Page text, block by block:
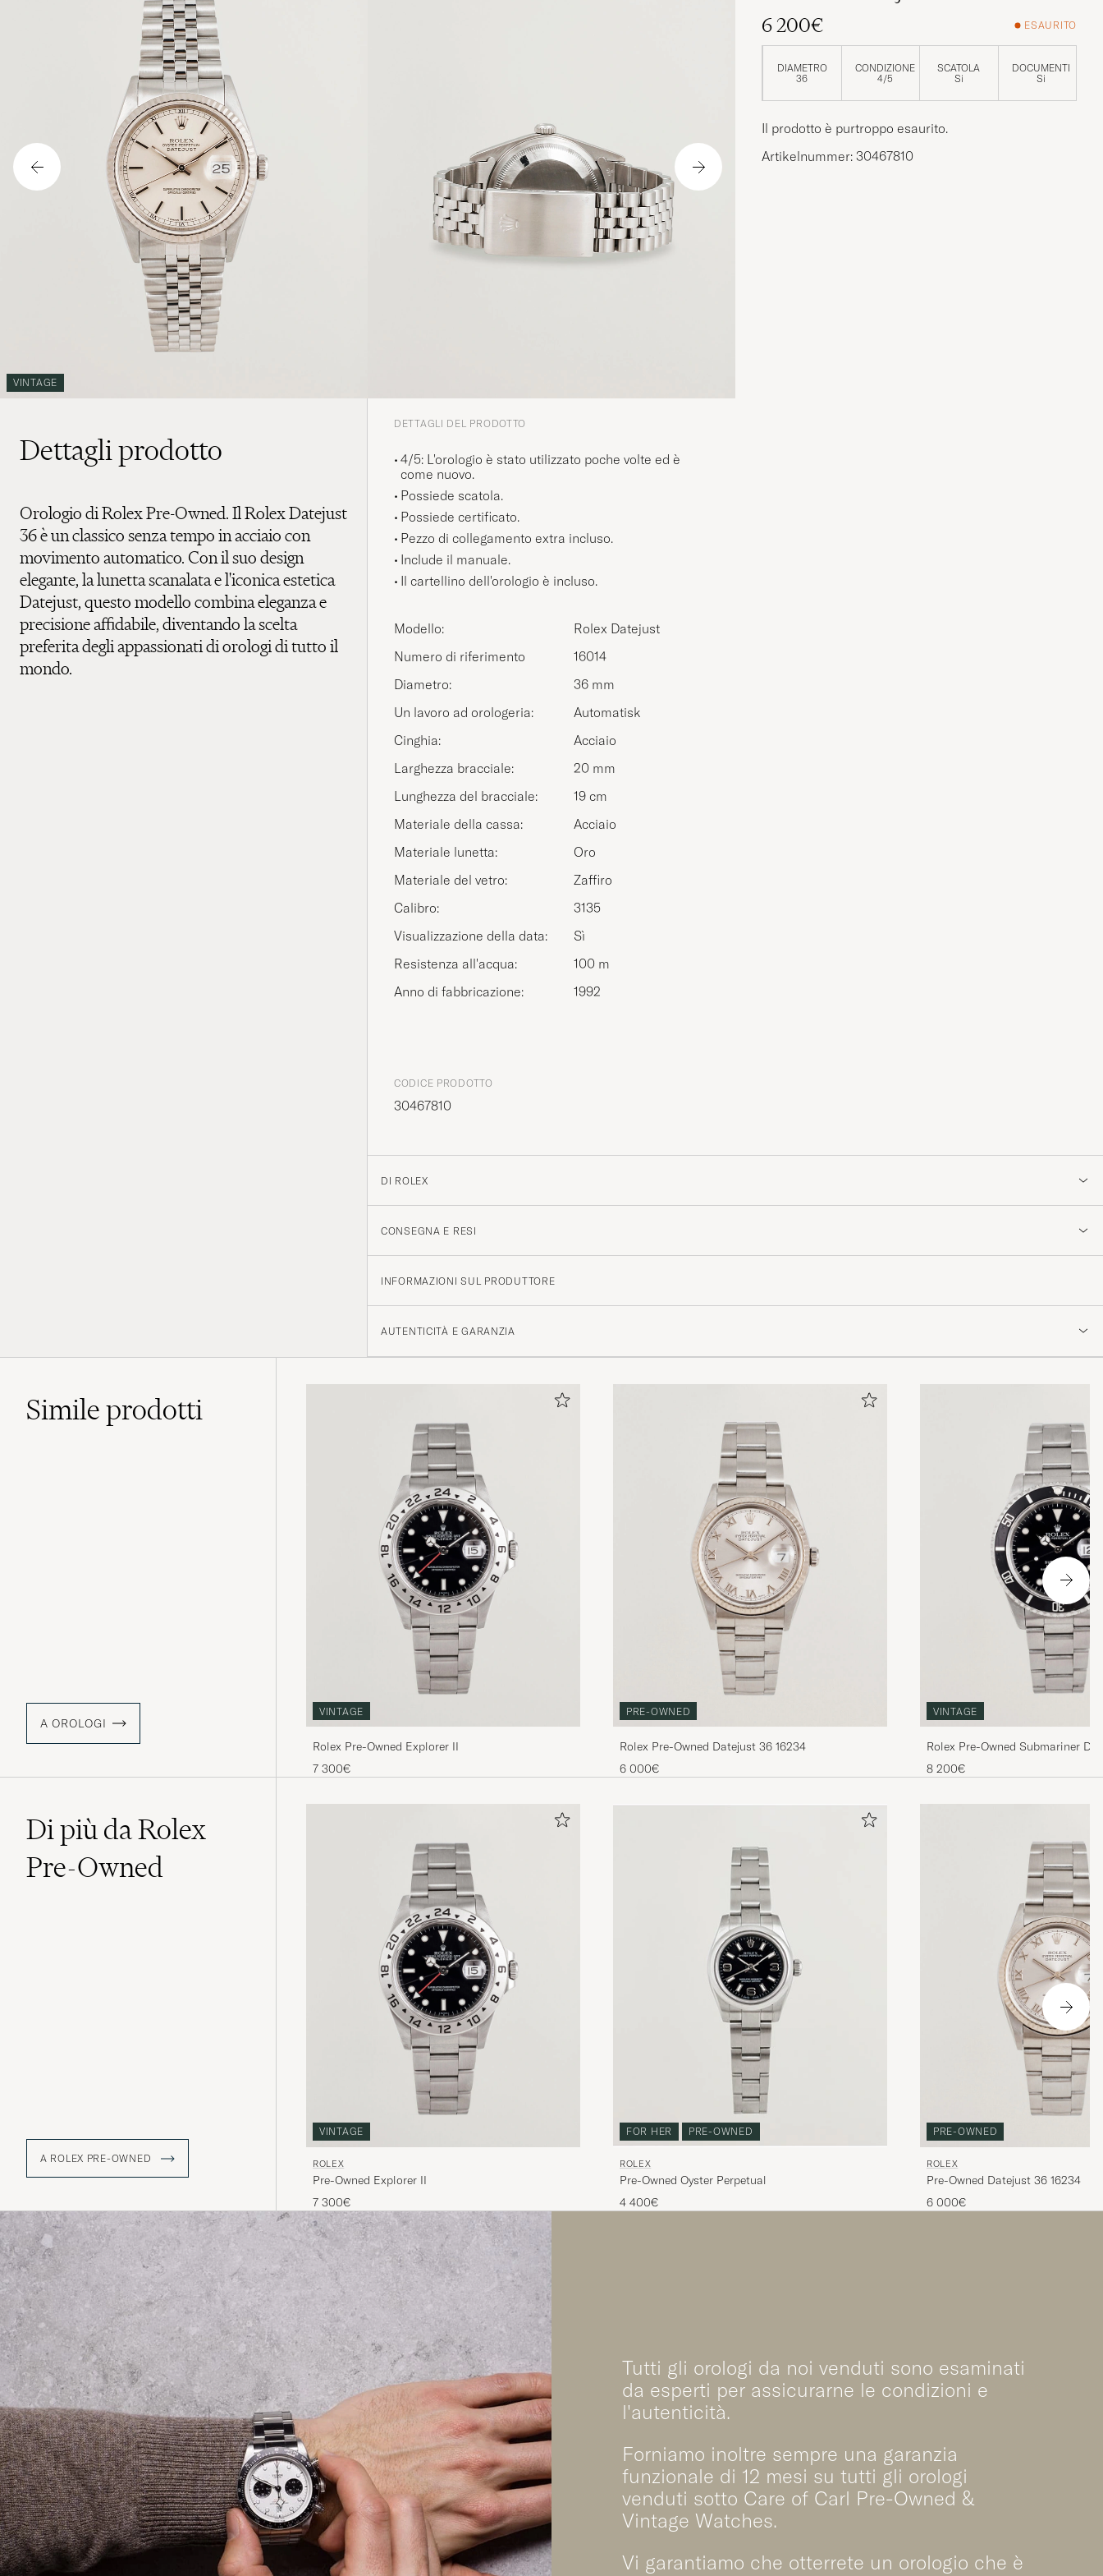
VINTAGE
6 200€
ESAURITO
DIAMETRO
36
CONDIZIONE
4/5
SCATOLA
Si
DOCUMENTI
Si
Il prodotto è purtroppo esaurito.
Artikelnummer: 30467810
Dettagli prodotto
Orologio di Rolex Pre-Owned. Il Rolex Datejust
36 è un classico senza tempo in acciaio con
movimento automatico. Con il suo design
elegante, la lunetta scanalata e l'iconica estetica
Datejust, questo modello combina eleganza e
precisione affidabile, diventando la scelta
preferita degli appassionati di orologi di tutto il
mondo.
DETTAGLI DEL PRODOTTO
4/5: L'orologio è stato utilizzato poche volte ed è
come nuovo.
Possiede scatola.
Possiede certificato.
Pezzo di collegamento extra incluso.
Include il manuale.
Il cartellino dell'orologio è incluso.
Modello:
Rolex Datejust
Numero di riferimento
16014
Diametro:
36 mm
Un lavoro ad orologeria:
Automatisk
Cinghia:
Acciaio
Larghezza bracciale:
20 mm
Lunghezza del bracciale:
19 cm
Materiale della cassa:
Acciaio
Materiale lunetta:
Oro
Materiale del vetro:
Zaffiro
Calibro:
3135
Visualizzazione della data:
Sì
Resistenza all'acqua:
100 m
Anno di fabbricazione:
1992
CODICE PRODOTTO
30467810
DI ROLEX
CONSEGNA E RESI
INFORMAZIONI SUL PRODUTTORE
AUTENTICITÀ E GARANZIA
Simileprodotti
A OROLOGI
VINTAGE
Rolex Pre-Owned Explorer II
7 300€
PRE-OWNED
Rolex Pre-Owned Datejust 36 16234
6 000€
VINTAGE
Rolex Pre-Owned Submariner
8 200€
Di più da Rolex
Pre-Owned
A ROLEX PRE-OWNED
VINTAGE
ROLEX
Pre-Owned Explorer II
7 300€
FOR HER PRE-OWNED
ROLEX
Pre-Owned Oyster Perpetual
4 400€
PRE-OWNED
ROLEX
Pre-Owned Datejust 36 16234
6 000€
Tutti gli orologi da noi venduti sono esaminati
da esperti per assicurarne le condizioni e
l'autenticità.
Forniamo inoltre sempre una garanzia
funzionale di 12 mesi su tutti gli orologi
venduti sotto Care of Carl Pre-Owned &
Vintage Watches.
Vi garantiamo che otterrete un orologio che è